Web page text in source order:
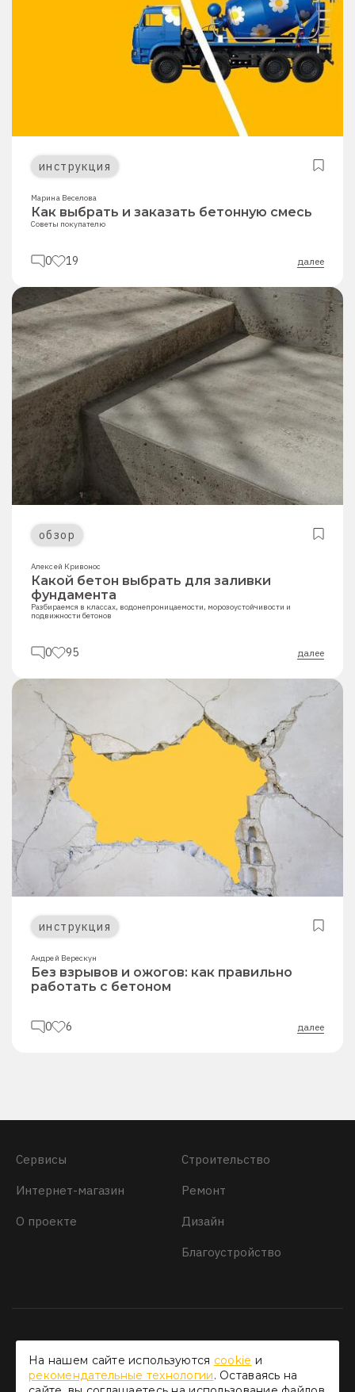
инструкция
Марина Веселова
Как выбрать и заказать бетонную смесь
Советы покупателю
0 19 далее
обзор
Алексей Кривонос
Какой бетон выбрать для заливки
фундамента
Разбираемся в классах, водонепроницаемости, морозоустойчивости и
подвижности бетонов
0 95 далее
инструкция
Андрей Верескун
Без взрывов и ожогов: как правильно
работать с бетоном
0 6 далее
Сервисы
Интернет-магазин
О проекте
Строительство
Ремонт
Дизайн
Благоустройство
На нашем сайте используются cookie и
рекомендательные технологии. Оставаясь на